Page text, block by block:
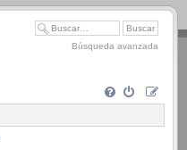
Búsqueda avanzada